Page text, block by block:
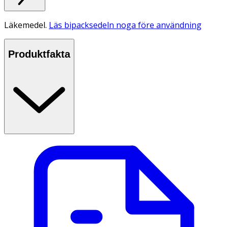
Läkemedel. Läs bipacksedeln noga före användning
Produktfakta